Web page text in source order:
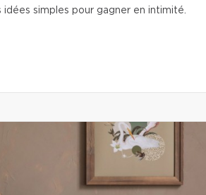
simples pour gagner en intimité.